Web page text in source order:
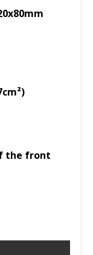
the front